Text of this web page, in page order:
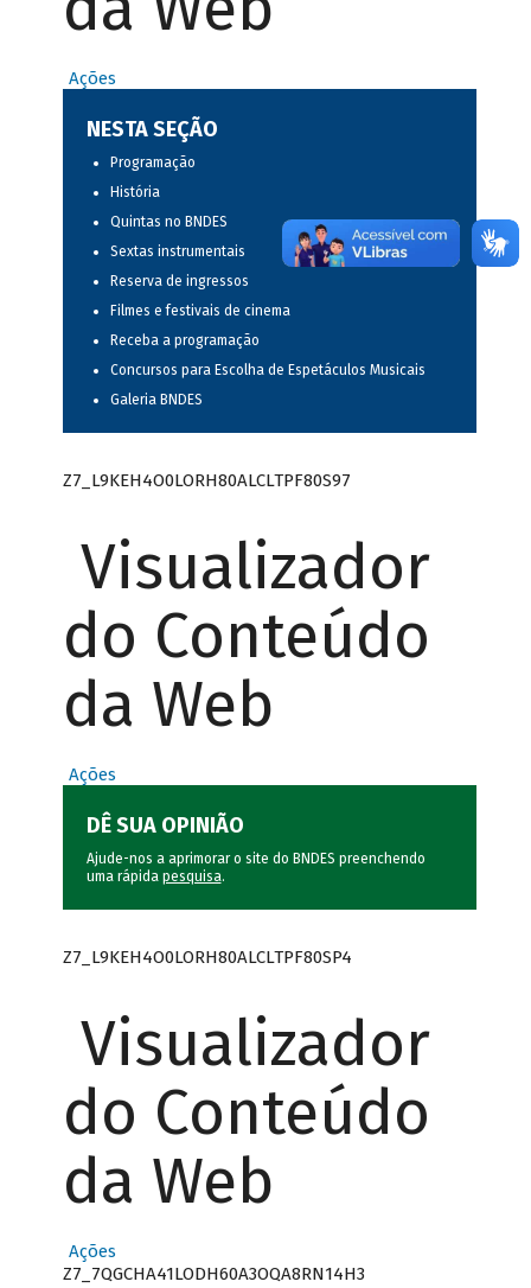
Ações
NESTA SEÇÃO
Programação
História
Quintas no BNDES
Sextas instrumentais
Reserva de ingressos
Filmes e festivais de cinema
Receba a programação
Concursos para Escolha de Espetáculos Musicais
Galeria BNDES
Z7_L9KEH4O0LORH80ALCLTPF80S97
Visualizador
do Conteúdo
da Web
Ações
DÊ SUA OPINIÃO
Ajude-nos a aprimorar o site do BNDES preenchendo
uma rápida pesquisa.
Z7_L9KEH4O0LORH80ALCLTPF80SP4
Visualizador
do Conteúdo
da Web
Ações
Z7_7QGCHA41LODH60A3OQA8RN14H3